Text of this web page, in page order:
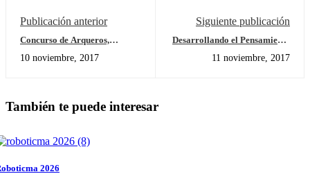
Publicación anterior
Concurso de Arqueros,
Hernandez
10 noviembre, 2017
Siguiente publicación
Desarrollando el Pensamiento
11 noviembre, 2017
También te puede interesar
2026